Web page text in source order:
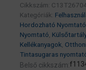
Cikkszám:
Kategóriák:
Hordozható
Nyomtató
Kellékanyagok
Tintasugaras
Belső cikkszám: